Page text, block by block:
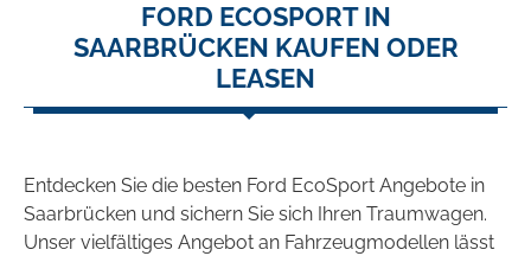
FORD ECOSPORT IN
SAARBRÜCKEN KAUFEN ODER
LEASEN
Entdecken Sie die besten Ford EcoSport Angebote in
Saarbrücken und sichern Sie sich Ihren Traumwagen.
Unser vielfältiges Angebot an Fahrzeugmodellen lässt